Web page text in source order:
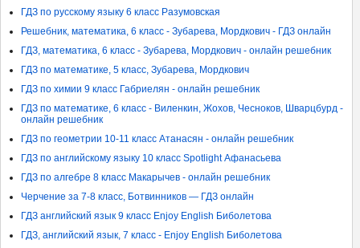
ГДЗ по русскому языку 6 класс Разумовская
Решебник, математика, 6 класс - Зубарева, Мордкович - ГДЗ онлайн
ГДЗ, математика, 6 класс - Зубарева, Мордкович - онлайн решебник
ГДЗ по математике, 5 класс, Зубарева, Мордкович
ГДЗ по химии 9 класс Габриелян - онлайн решебник
ГДЗ по математике, 6 класс - Виленкин, Жохов, Чесноков, Шварцбурд -
онлайн решебник
ГДЗ по геометрии 10-11 класс Атанасян - онлайн решебник
ГДЗ по английскому языку 10 класс Spotlight Афанасьева
ГДЗ по алгебре 8 класс Макарычев - онлайн решебник
Черчение за 7-8 класс, Ботвинников — ГДЗ онлайн
ГДЗ английский язык 9 класс Enjoy English Биболетова
ГДЗ, английский язык, 7 класс - Enjoy English Биболетова